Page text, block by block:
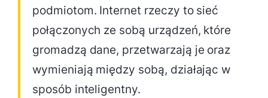
podmiotom. Internet rzeczy to sieć
połączonych ze sobą urządzeń, które
gromadzą dane, przetwarzają je oraz
wymieniają między sobą, działając w
sposób inteligentny.